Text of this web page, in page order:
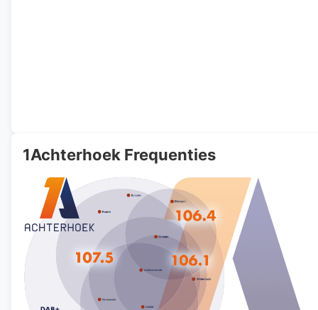
1Achterhoek Frequenties